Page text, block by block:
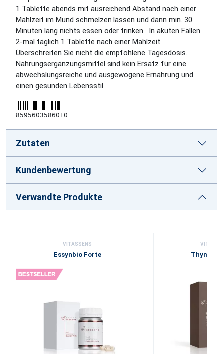
1 Tablette abends mit ausreichend Abstand nach einer
Mahlzeit im Mund schmelzen lassen und dann min. 30
Minuten lang nichts essen oder trinken. In akuten Fällen
2-mal täglich 1 Tablette nach einer Mahlzeit.
Überschreiten Sie nicht die empfohlene Tagesdosis.
Nahrungsergänzungsmittel sind kein Ersatz für eine
abwechslungsreiche und ausgewogene Ernährung und
einen gesunden Lebensstil.
8595603586010
Zutaten
Kundenbewertung
Verwandte Produkte
VITASSENS
Essynbio Forte